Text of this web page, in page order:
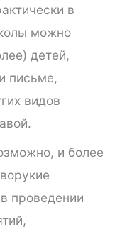
в
можно
детей,
письме,
видов
и более
проведении